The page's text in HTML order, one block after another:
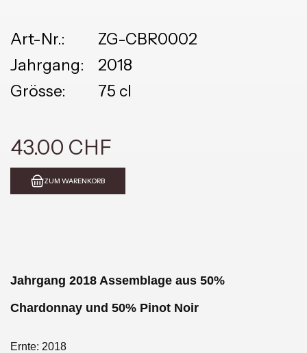
Art-Nr.:
ZG-CBR0002
Jahrgang:
2018
Grösse:
75 cl
43.00 CHF
ZUM WARENKORB
Jahrgang 2018 Assemblage aus 50%
Chardonnay und 50% Pinot Noir
Ernte: 2018